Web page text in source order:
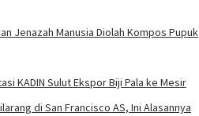
Jenazah Manusia Diolah Kompos Pupuk
KADIN Sulut Ekspor Biji Pala ke Mesir
di San Francisco AS, Ini Alasannya